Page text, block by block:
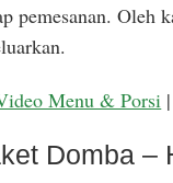
pemesanan. Oleh
Menu & Porsi
Domba –